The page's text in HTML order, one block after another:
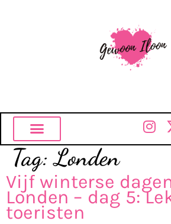
Tag:Londen
Vijf winterse
Londen – dag 5:
toeristen